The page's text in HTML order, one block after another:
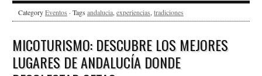
CategoryEventos · Tags andalucia, experiencias, tradiciones
MICOTURISMO: DESCUBRE LOS MEJORES
LUGARES DE ANDALUCÍA DONDE